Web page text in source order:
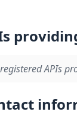
APIs